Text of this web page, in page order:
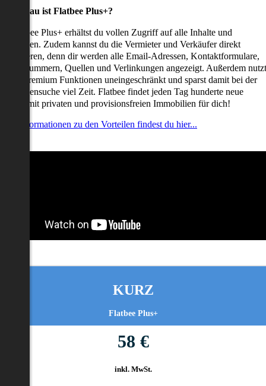
genau ist Flatbee Plus+?
Flatbee Plus+ erhältst du vollen Zugriff auf alle Inhalte und
Zudem kannst du die Vermieter und Verkäufer direkt
denn dir werden alle Email-Adressen, Kontaktformulare,
Quellen und Verlinkungen angezeigt. Außerdem nutzt
alle Premium Funktionen uneingeschränkt und sparst damit bei der
viel Zeit. Flatbee findet jeden Tag hunderte neue
mit privaten und provisionsfreien Immobilien für dich!
Informationen zu den Vorteilen findest du hier...
KURZ
Flatbee Plus+
58 €
inkl. MwSt.